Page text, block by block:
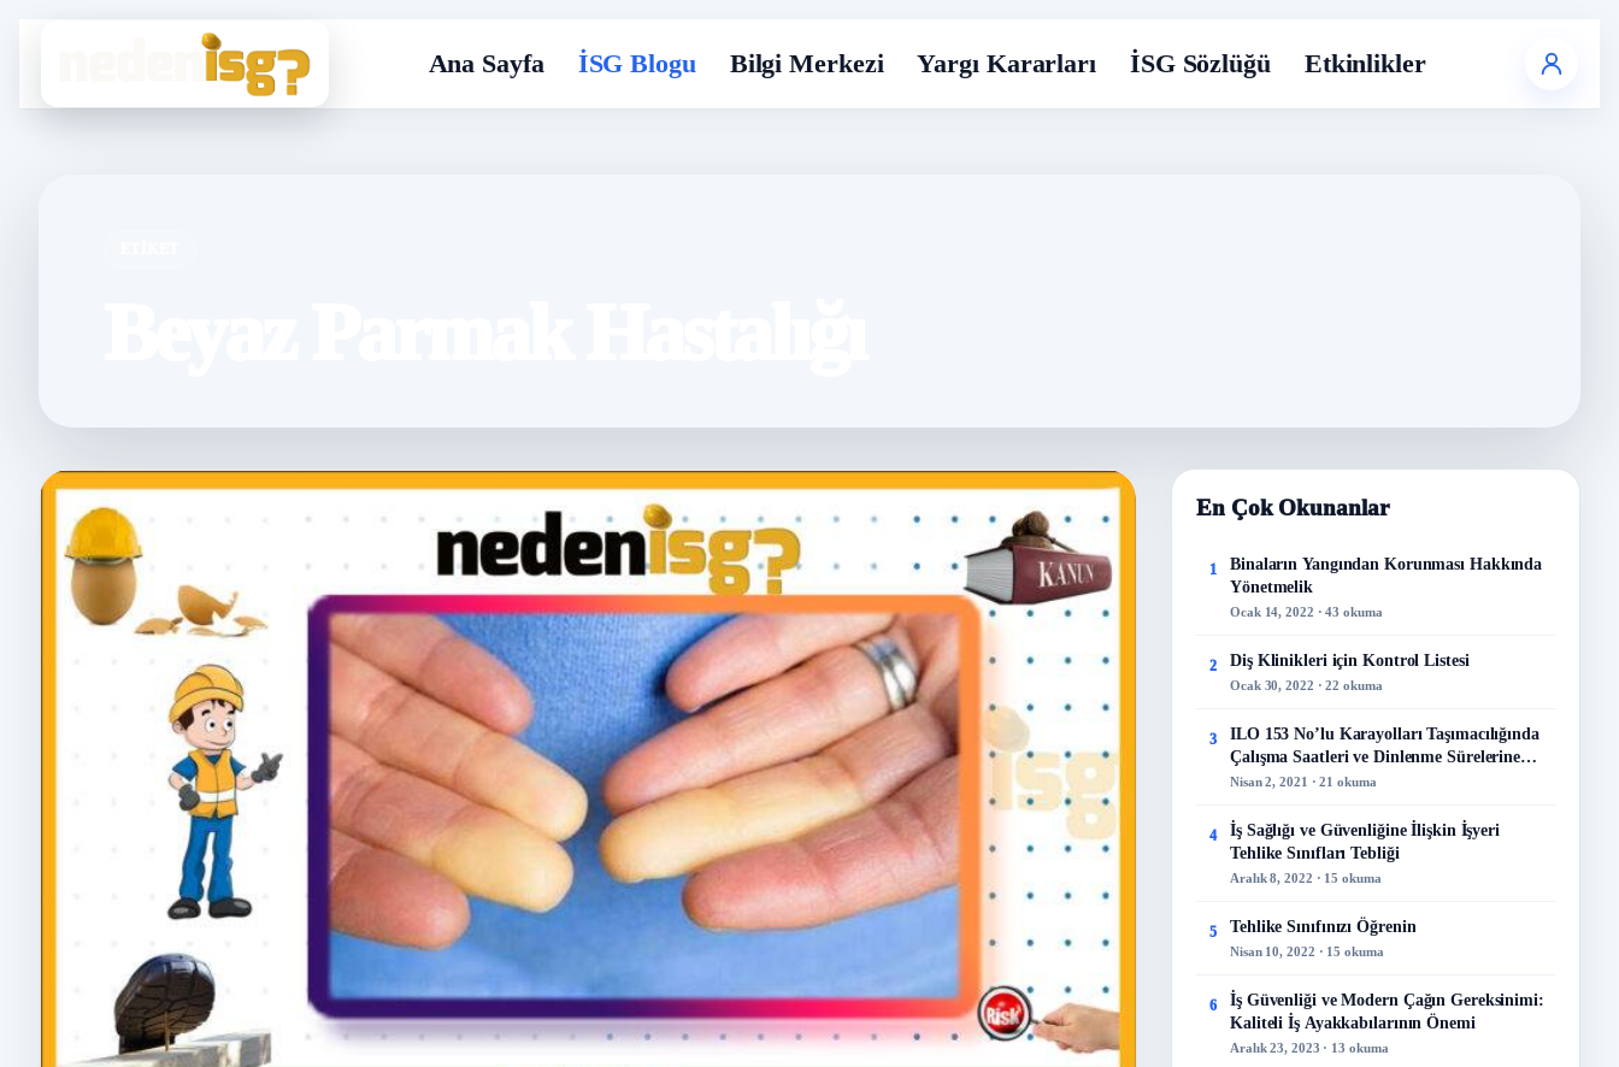
Ana Sayfa İSG Blogu Bilgi Merkezi Yargı Kararları İSG Sözlüğü Etkinlikler
En Çok Okunanlar
1
Binaların Yangından Korunması Hakkında
Yönetmelik
Ocak 14, 2022 · 43 okuma
2 Diş Klinikleri için Kontrol Listesi
Ocak 30, 2022 · 22 okuma
3
ILO 153 No’lu Karayolları Taşımacılığında
Çalışma Saatleri ve Dinlenme Sürelerine
İlişkin Sözleşme
Nisan 2, 2021 · 21 okuma
4
İş Sağlığı ve Güvenliğine İlişkin İşyeri
Tehlike Sınıfları Tebliği
Aralık 8, 2022 · 15 okuma
5 Tehlike Sınıfınızı Öğrenin
Nisan 10, 2022 · 15 okuma
6
İş Güvenliği ve Modern Çağın Gereksinimi:
Kaliteli İş Ayakkabılarının Önemi
Aralık 23, 2023 · 13 okuma